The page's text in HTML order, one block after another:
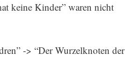
keine Kinder” waren nicht
-> “Der Wurzelknoten der